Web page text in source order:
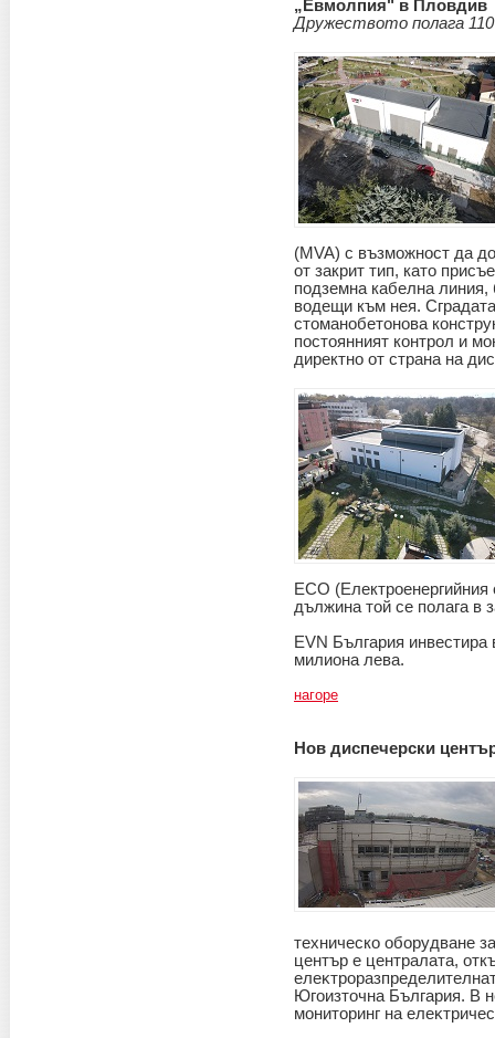
„Евмолпия" в Пловдив
Дружеството полага 110
(MVA) с възможност да
от закрит тип, като
подземна кабелна
водещи към нея.
стоманобетонова
постоянният контрол и
директно от страна на
ЕСО (Електроенергийния
дължина той се полага в
EVN България инвестира
милиона лева.
нагоре
Нов диспечерски
техническо оборудване
център e централата,
Югоизточна България. B
мониторинг на